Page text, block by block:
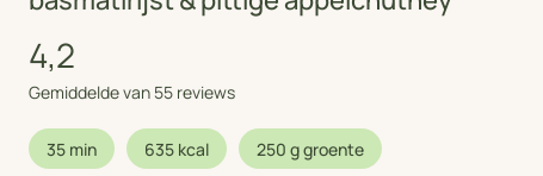
4,2
Gemiddelde van 55 reviews
35 min 635 kcal 250 g groente